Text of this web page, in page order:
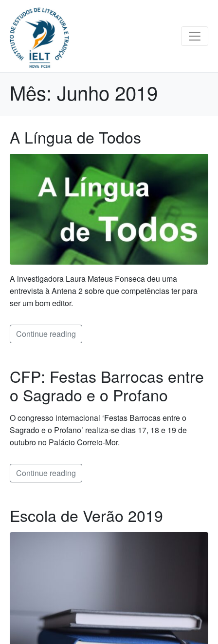
Mês: Junho 2019
A Língua de Todos
A investigadora Laura Mateus Fonseca deu uma
entrevista à Antena 2 sobre que competências ter para
ser um bom editor.
Continue reading
CFP: Festas Barrocas entre
o Sagrado e o Profano
O congresso internacional ‘Festas Barrocas entre o
Sagrado e o Profano’ realiza-se dias 17, 18 e 19 de
outubro no Palácio Correio-Mor.
Continue reading
Escola de Verão 2019